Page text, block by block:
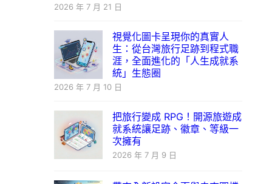
2026 年 7 月 21 日
視覺化圖卡呈現你的真實人
生：從台灣旅行足跡到程式職
涯，全面進化的「人生成就系
統」生態圈
2026 年 7 月 10 日
把旅行變成 RPG！開源旅遊成
就系統讓足跡、徽章、等級一
次擁有
2026 年 7 月 9 日